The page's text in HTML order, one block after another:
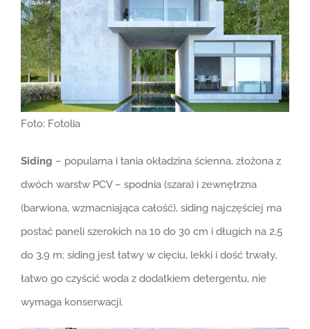
Foto: Fotolia
Siding – popularna i tania okładzina ścienna, złożona z
dwóch warstw PCV – spodnia (szara) i zewnętrzna
(barwiona, wzmacniająca całość), siding najczęściej ma
postać paneli szerokich na 10 do 30 cm i długich na 2,5
do 3,9 m; siding jest łatwy w cięciu, lekki i dość trwały,
łatwo go czyścić woda z dodatkiem detergentu, nie
wymaga konserwacji.